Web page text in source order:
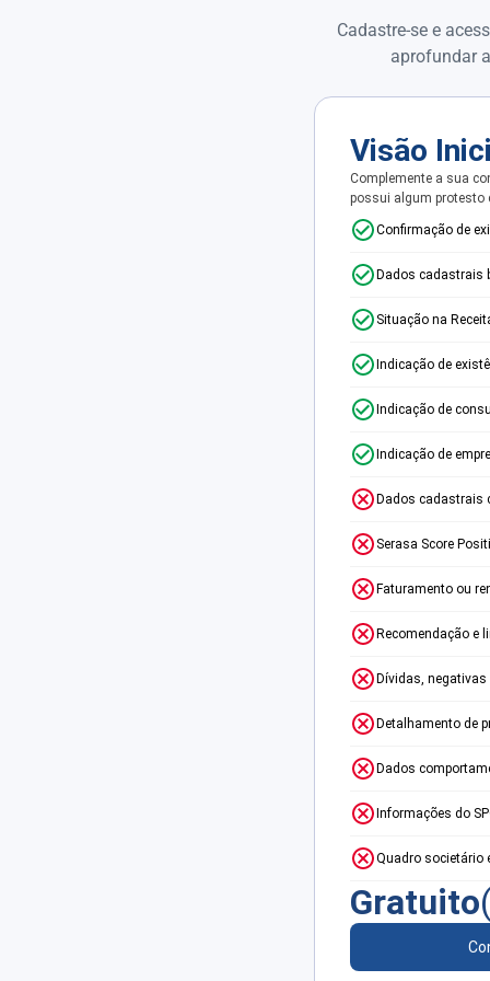
Cadastre-se e
aprofundar
Visão
Complemente a sua
possui algum protesto
Confirmação de
Dados cadastrais
Situação na
Indicação de
Indicação de
Indicação de
Dados cadastrais
Serasa Score
Faturamento ou
Recomendação e
Dívidas, negativas
Detalhamento de
Dados
Informações do
Quadro societário
Gratuito